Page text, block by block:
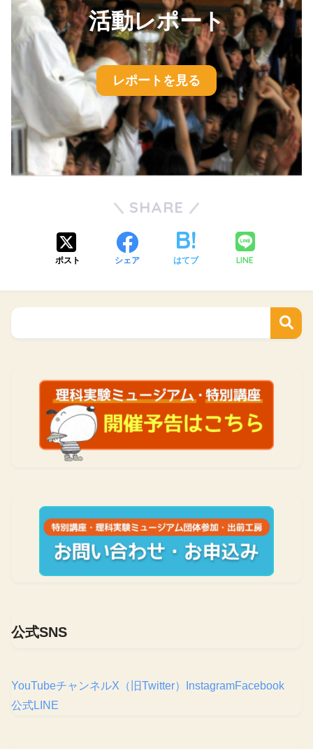
活動レポート
レポートを見る
SHARE
ポスト シェア はてブ LINE
公式SNS
YouTubeチャンネルX（旧Twitter） InstagramFacebook
公式LINE